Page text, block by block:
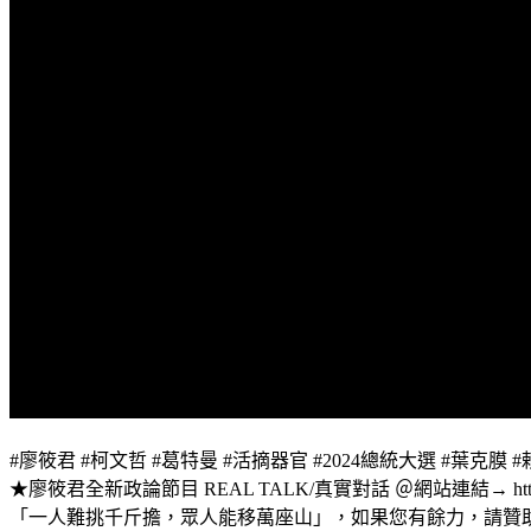
#廖筱君 #柯文哲 #葛特曼 #活摘器官 #2024總統大選 #葉克膜 #
★廖筱君全新政論節目 REAL TALK/真實對話 ＠網站連結→
「一人難挑千斤擔，眾人能移萬座山」，如果您有餘力，請